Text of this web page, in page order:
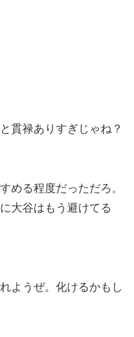
貫禄ありすぎじゃね？
める程度だっただろ。
大谷はもう避けてる
ようぜ。化けるかもし